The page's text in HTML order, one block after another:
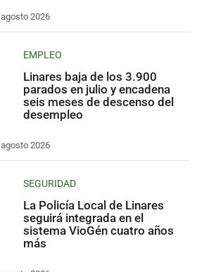
2026
EMPLEO
Linares baja de los 3.900
parados en julio y encadena
seis meses de descenso del
desempleo
2026
SEGURIDAD
La Policía Local de Linares
seguirá integrada en el
sistema VioGén cuatro años
más